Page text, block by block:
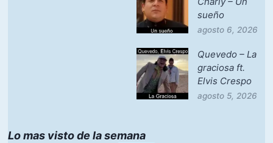
sueño
agosto 6, 2026
Quevedo – La
graciosa ft.
Elvis Crespo
agosto 5, 2026
Lo mas visto de la semana